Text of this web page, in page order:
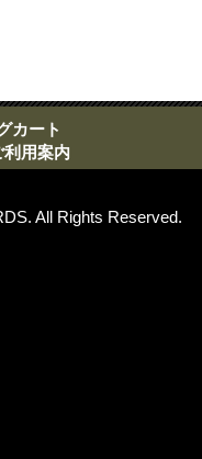
カート
利用案内
All Rights Reserved.